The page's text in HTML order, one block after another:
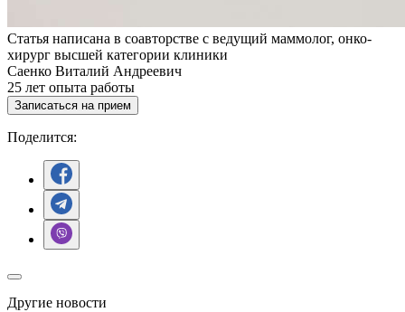
Статья написана в соавторстве с ведущий маммолог, онко-
хирург высшей категории клиники
Саенко Виталий Андреевич
25 лет опыта работы
Записаться на прием
Поделится:
Другие новости